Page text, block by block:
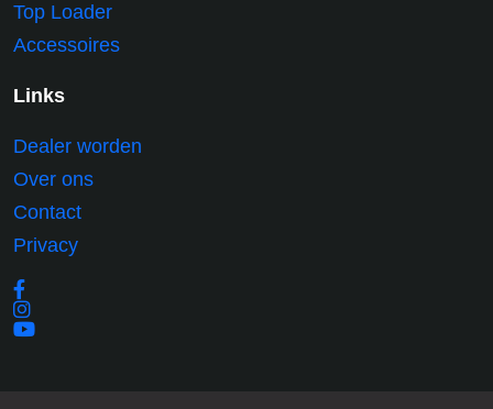
Top Loader
Accessoires
Links
Dealer worden
Over ons
Contact
Privacy